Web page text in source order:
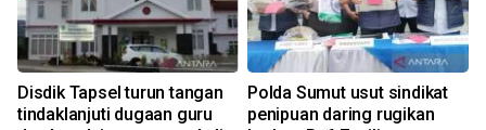
Disdik Tapsel turun tangan
tindaklanjuti dugaan guru
Polda Sumut usut sindikat
penipuan daring rugikan